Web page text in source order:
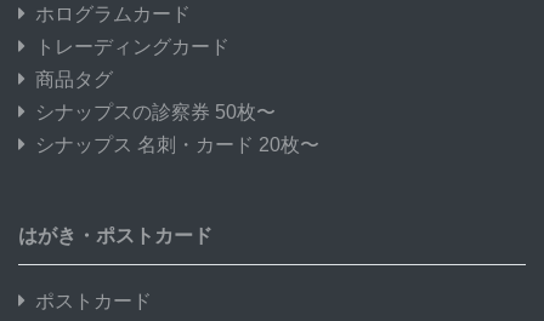
ホログラムカード
トレーディングカード
商品タグ
シナップスの診察券 50枚〜
シナップス 名刺・カード 20枚〜
はがき・ポストカード
ポストカード